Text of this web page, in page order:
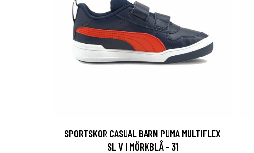
SPORTSKOR CASUAL BARN PUMA MULTIFLEX
SL V I MÖRKBLÅ - 31